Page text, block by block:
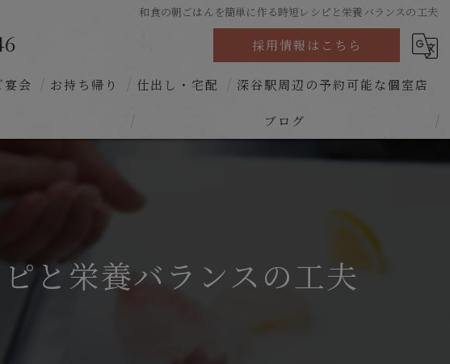
和食の朝ごはんを簡単に作る時短レシピと栄養バランスの工夫
採用情報はこちら
宴会 お持ち帰り 仕出し・宅配 深谷駅周辺の予約可能な個室店
ブログ
と栄養バランスの工夫